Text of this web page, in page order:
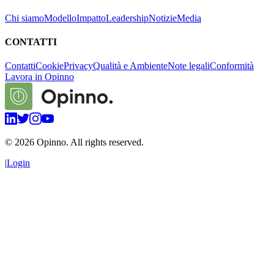
Chi siamoModelloImpattoLeadershipNotizieMedia
CONTATTI
ContattiCookiePrivacyQualità e AmbienteNote legaliConformità
Lavora in Opinno
© 2026 Opinno. All rights reserved.
|Login